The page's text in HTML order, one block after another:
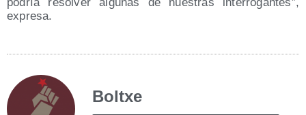
podría resol­ver algu­nas de nues­tras inte­rro­gan­tes”,
expresa.
Boltxe